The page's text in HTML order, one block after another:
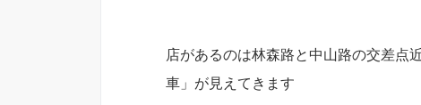
店があるのは林森路と中山路の交差点
車」が見えてきます